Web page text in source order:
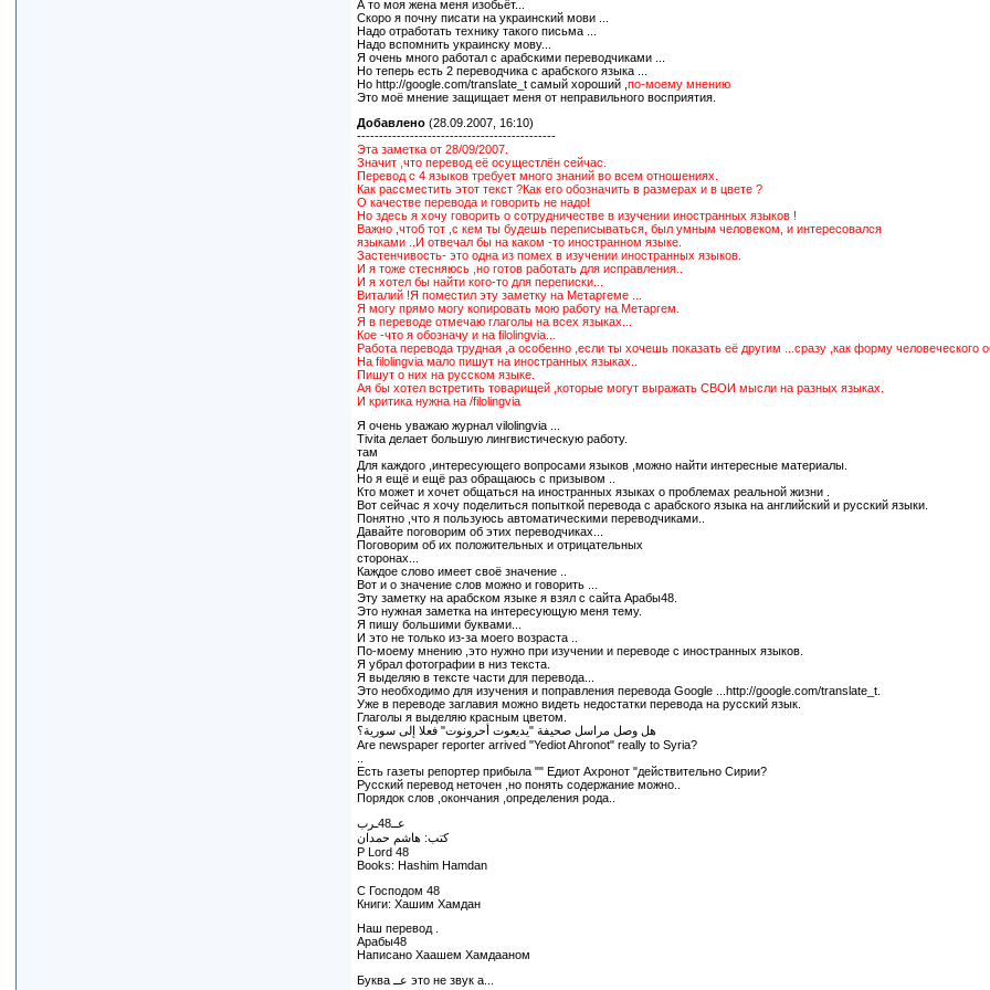
А то моя жена меня изобьёт...
Скоро я почну писати на украинский мови ...
Надо отработать технику такого письма ...
Надо вспомнить украинску мову...
Я очень много работал с арабскими переводчиками ...
Но теперь есть 2 переводчика с арабского языка ...
Но http://google.com/translate_t самый хороший , по-моему мнению
Это моё мнение защищает меня от неправильного восприятия.
Добавлено(28.09.2007, 16:10)
---------------------------------------------
Эта заметка от 28/09/2007.
Значит ,что перевод её осущестлён сейчас.
Перевод с 4 языков требует много знаний во всем отношениях.
Как рассместить этот текст ?Как его обозначить в размерах и в цвете ?
О качестве перевода и говорить не надо!
Но здесь я хочу говорить о сотрудничестве в изучении иностранных языков !
Важно ,чтоб тот ,с кем ты будешь переписываться, был умным человеком, и интересовался
языками ..И отвечал бы на каком -то иностранном языке.
Застенчивость- это одна из помех в изучении иностранных языков.
И я тоже стесняюсь ,но готов работать для исправления..
И я хотел бы найти кого-то для переписки...
Виталий !Я поместил эту заметку на Метаргеме ...
Я могу прямо могу копировать мою работу на Метаргем.
Я в переводе отмечаю глаголы на всех языках...
Кое -что я обозначу и на filolingvia...
Работа перевода трудная ,а особенно ,если ты хочешь показать её другим ...сразу ,как форму человеческого
На filolingvia мало пишут на иностранных языках..
Пишут о них на русском языке.
Ая бы хотел встретить товарищей ,которые могут выражать СВОИ мысли на разных языках.
И критика нужна на /filolingvia
Я очень уважаю журнал vilolingvia ...
Tivita делает большую лингвистическую работу.
там
Для каждого ,интересующего вопросами языков ,можно найти интересные материалы.
Но я ещё и ещё раз обращаюсь с призывом ..
Кто может и хочет общаться на иностранных языках о проблемах реальной жизни .
Вот сейчас я хочу поделиться попыткой перевода с арабского языка на английский и русский языки.
Понятно ,что я пользуюсь автоматическими переводчиками..
Давайте поговорим об этих переводчиках...
Поговорим об их положительных и отрицательных
сторонах...
Каждое слово имеет своё значение ..
Вот и о значение слов можно и говорить ...
Эту заметку на арабском языке я взял с сайта Арабы48.
Это нужная заметка на интересующую меня тему.
Я пишу большими буквами...
И это не только из-за моего возраста ..
По-моему мнению ,это нужно при изучении и переводе с иностранных языков.
Я убрал фотографии в низ текста.
Я выделяю в тексте части для перевода...
Это необходимо для изучения и поправления перевода Google ...http://google.com/translate_t.
Уже в переводе заглавия можно видеть недостатки перевода на русский язык.
Глаголы я выделяю красным цветом.
هل وصل مراسل صحيفة "يديعوت أحرونوت" فعلا إلى سورية؟
Are newspaper reporter arrived "Yediot Ahronot" really to Syria?
Есть газеты репортер прибыла "" Едиот Ахронот "действительно Сирии?
Русский перевод неточен ,но понять содержание можно..
Порядок слов ,окончания ,определения рода..
عــ48ـرب
كتب: هاشم حمدان
P Lord 48
Books: Hashim Hamdan
С Господом 48
Книги: Хашим Хамдан
Наш перевод .
Арабы48
Написано Хаашем Хамдааном
Буква عــ это не звук а...